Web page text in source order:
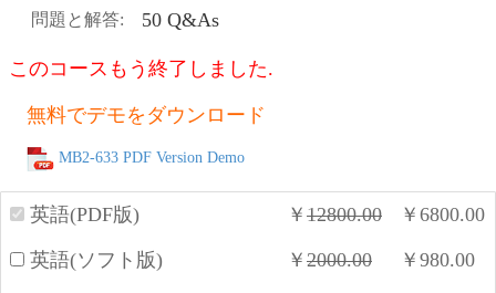
問題と解答: 50 Q&As
このコースもう終了しました.
無料でデモをダウンロード
MB2-633 PDF Version Demo
英語(PDF版) ￥ 12800.00 ￥ 6800.00
英語(ソフト版) ￥ 2000.00 ￥ 980.00